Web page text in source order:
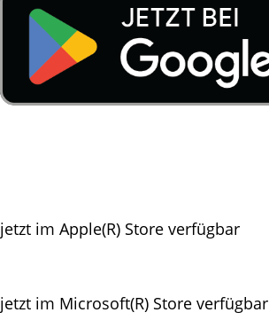
jetzt im Apple(R) Store verfügbar
jetzt im Microsoft(R) Store verfügbar